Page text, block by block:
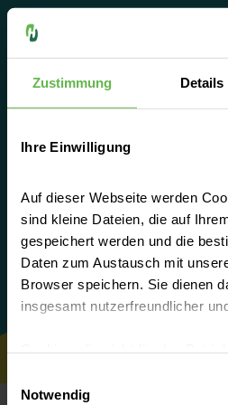
Zustimmung Details
Ihre Einwilligung
Auf dieser Webseite werden
sind kleine Dateien, die auf
gespeichert werden und die
Daten zum Austausch mit
Browser speichern. Sie dienen
insgesamt nutzerfreundlicher
eingesetzt werden.
Notwendig
Das Team des
Neben diesem erfahrenen
und externen
Handwerkzeug, dass die
für ihren späteren Beruf
Mehr